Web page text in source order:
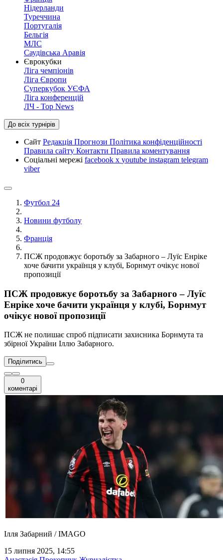
Нідерланди
Туреччина
Португалія
Бельгія
МЛС
Саудівська Аравія
Єврокубки
Ліга чемпіонів
Ліга Європи
Суперкубок УЄФА
Ліга конференцій
ЛЧ - Top News
До всіх турнірів
Сайт Редакція Прогнози Політика конфіденційності
Правила сайту Контакти Правила коментування
Соціальні мережі facebook x youtube instagram telegram
viber
Футбол 24
Новини футболу
Франція
ПСЖ продовжує боротьбу за Забарного – Луїс Енріке
хоче бачити українця у клубі, Борнмут очікує нової
пропозиції
ПСЖ продовжує боротьбу за Забарного – Луїс
Енріке хоче бачити українця у клубі, Борнмут
очікує нової пропозиції
ПСЖ не полишає спроб підписати захисника Борнмута та
збірної України Іллю Забарного.
Поділитись
0
коментарі
Ілля Забарний / IMAGO
15 липня 2025, 14:55